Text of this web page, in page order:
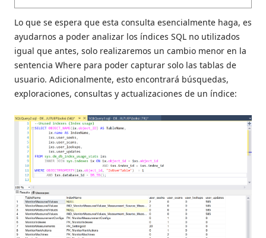
Lo que se espera que esta consulta esencialmente haga, es
ayudarnos a poder analizar los índices SQL no utilizados
igual que antes, solo realizaremos un cambio menor en la
sentencia Where para poder capturar solo las tablas de
usuario. Adicionalmente, esto encontrará búsquedas,
exploraciones, consultas y actualizaciones de un índice: